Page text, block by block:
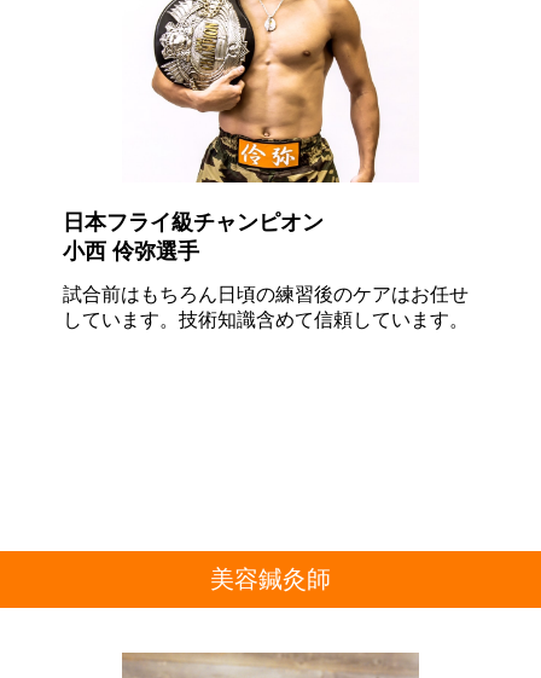
日本フライ級チャンピオン
小西 伶弥選手
試合前はもちろん日頃の練習後のケアはお任せ
しています。技術知識含めて信頼しています。
美容鍼灸師